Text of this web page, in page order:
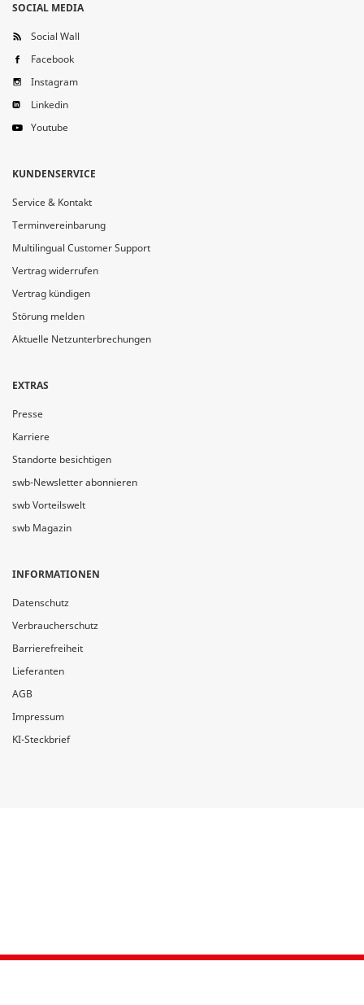
SOCIAL MEDIA
Social Wall
Facebook
Instagram
Linkedin
Youtube
KUNDENSERVICE
Service & Kontakt
Terminvereinbarung
Multilingual Customer Support
Vertrag widerrufen
Vertrag kündigen
Störung melden
Aktuelle Netzunterbrechungen
EXTRAS
Presse
Karriere
Standorte besichtigen
swb-Newsletter abonnieren
swb Vorteilswelt
swb Magazin
INFORMATIONEN
Datenschutz
Verbraucherschutz
Barrierefreiheit
Lieferanten
AGB
Impressum
KI-Steckbrief